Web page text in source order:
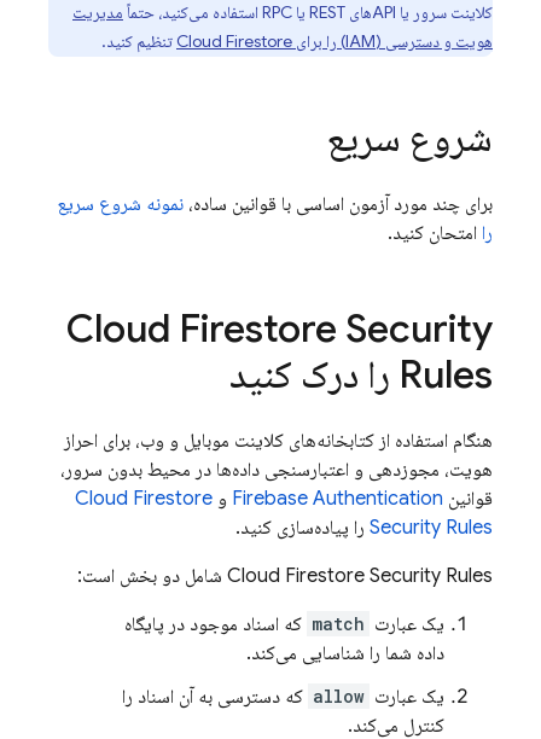
کلاینت سرور یا APIهای REST یا RPC استفاده می‌کنید، حتماً
مدیریت
هویت و دسترسی (IAM) را برای
Cloud Firestore تنظیم کنید.
شروع سریع
برای چند مورد آزمون اساسی با قوانین ساده، نمونه شروع سریع
را امتحان کنید.
Cloud Firestore Security
Rules را درک کنید
هنگام استفاده از کتابخانه‌های کلاینت موبایل و وب، برای احراز
هویت، مجوزدهی و اعتبارسنجی داده‌ها در محیط بدون سرور،
قوانین Firebase Authentication و Cloud Firestore
Security Rules را پیاده‌سازی کنید.
Cloud Firestore Security Rules
شامل دو بخش است:
یک عبارت match ​​که اسناد موجود در پایگاه
داده شما را شناسایی می‌کند.
یک عبارت allow که دسترسی به آن اسناد را
کنترل می‌کند.